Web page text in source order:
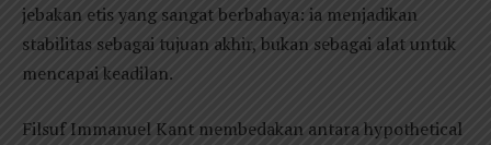
jebakan etis yang sangat berbahaya: ia menjadikan
stabilitas sebagai tujuan akhir, bukan sebagai alat untuk
mencapai keadilan.
Filsuf Immanuel Kant membedakan antara hypothetical